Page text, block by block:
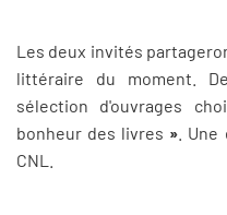
Les deux invités
littéraire du moment.
sélection d'ouvrages
bonheur des livres » . Une
CNL.